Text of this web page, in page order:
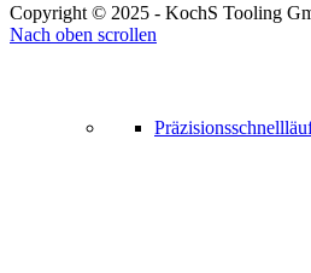
Copyright © 2025 - KochS Tooling
Nach oben scrollen